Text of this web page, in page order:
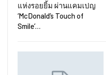
แห่งรอยยิ้ม ผ่านแคมเปญ
‘McDonald’s Touch of
Smile’…